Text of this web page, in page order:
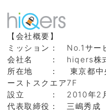
【会社概要】
ミッション： No.1サー
会社名 ： hiqers株
所在地 ： 東京都中央
ーストスクエア7F
設立 ： 2010年2
代表取締役： 三嶋秀成